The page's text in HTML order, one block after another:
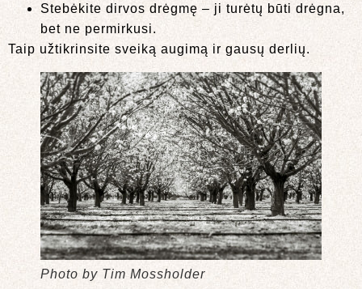
Stebėkite dirvos drėgmę – ji turėtų būti drėgna,
bet ne permirkusi.
Taip užtikrinsite sveiką augimą ir gausų derlių.
Photo by Tim Mossholder